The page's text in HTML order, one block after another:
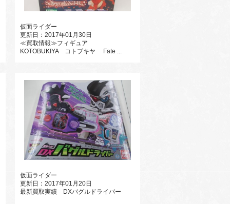
仮面ライダー
更新日：2017年01月30日
≪買取情報≫フィギュア
KOTOBUKIYA コトブキヤ Fate ...
仮面ライダー
更新日：2017年01月20日
最新買取実績 DXバグルドライバー